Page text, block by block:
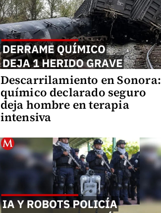
Descarrilamiento en Sonora:
químico declarado seguro
deja hombre en terapia
intensiva